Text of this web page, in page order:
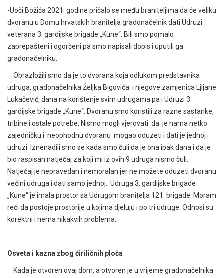
-Uoči Božića 2021. godine pričalo se među braniteljima da će veliku
dvoranu u Domu hrvatskih branitelja gradonačelnik dati Udruzi
veterana 3. gardijske brigade „Kune“. Bili smo pomalo
zaprepašteni i ogorčeni pa smo napisali dopis i uputili ga
gradonačelniku.
Obrazložili smo da je to dvorana koja odlukom predstavnika
udruga, gradonačelnika Željka Bigovića i njegove zamjenica Ljljane
Lukačević, dana na korištenje svim udrugama pa i Udruzi 3.
gardijske brigade „Kune“. Dvoranu smo koristili za razne sastanke,
tribine i ostale potrebe. Nismo mogli vjerovati da je nama netko
zajedničku i neophodnu dvoranu mogao oduzeti i dati je jednoj
udruzi. Iznenadili smo se kada smo čuli da je ona ipak dana i da je
bio raspisan natječaj za koji mi iz ovih 9 udruga nismo čuli.
Natječaj je nepravedan i nemoralan jer ne možete oduzeti dvoranu
većini udruga i dati samo jednoj. Udruga 3. gardijske brigade
„Kune“ je imala prostor sa Udrugom branitelja 121. brigade. Moram
reći da postoje prostorije u kojima djeluju i po tri udruge. Odnosi su
korektni i nema nikakvih problema.
Osveta i kazna zbog ćiriličnih ploča
Kada je otvoren ovaj dom, a otvoren je u vrijeme gradonačelnika